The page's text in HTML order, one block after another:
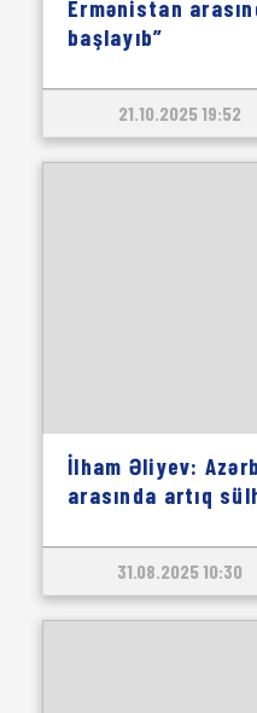
Ermənistan
başlayıb”
21.10.2025 19:52
İlham Əliyev:
arasında artıq
31.08.2025 10:30